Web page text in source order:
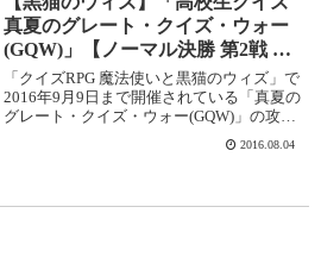
真夏のグレート・クイズ・ウォー
(GQW)」【ノーマル決勝 第2戦 邪
神の復活…！】攻略情報！
「クイズRPG 魔法使いと黒猫のウィズ」で
2016年9月9日まで開催されている「真夏の
グレート・クイズ・ウォー(GQW)」の攻略
記事です。 ここでは【ノーマル決勝 第2戦
邪神の復活...！】を攻略します。高校生ク
2016.08.04